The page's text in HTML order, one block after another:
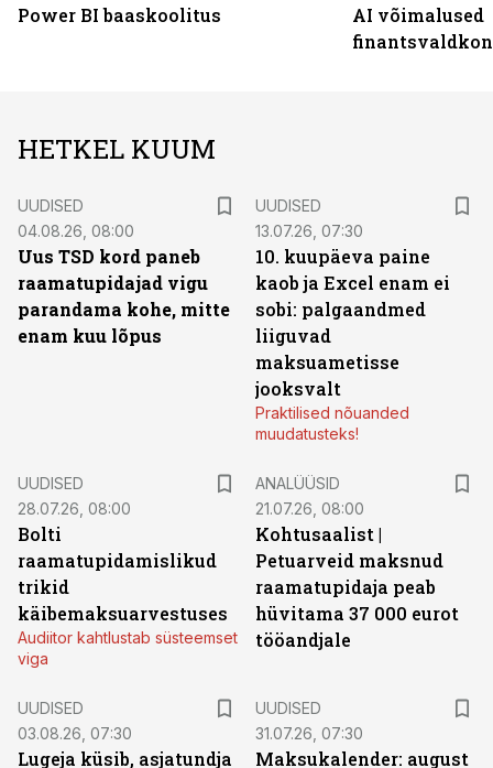
Power BI baaskoolitus
AI võimalused
HETKEL KUUM
UUDISED
04.08.26, 08:00
Uus TSD kord paneb
raamatupidajad vigu
parandama kohe, mitte
enam kuu lõpus
UUDISED
13.07.26, 07:30
10. kuupäeva paine
kaob ja Excel enam ei
sobi: palgaandmed
liiguvad
maksuametisse
jooksvalt
Praktilised nõuanded
muudatusteks!
UUDISED
28.07.26, 08:00
Bolti
raamatupidamislikud
trikid
käibemaksuarvestuses
Audiitor kahtlustab süsteemset
viga
ANALÜÜSID
21.07.26, 08:00
Kohtusaalist |
Petuarveid maksnud
raamatupidaja peab
hüvitama 37 000 eurot
tööandjale
UUDISED
03.08.26, 07:30
Lugeja küsib, asjatundja
UUDISED
31.07.26, 07:30
Maksukalender: august